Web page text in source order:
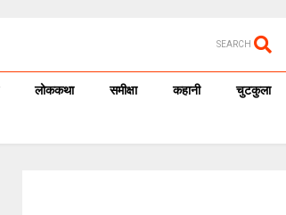
SEARCH
लोककथा समीक्षा कहानी चुटकुला